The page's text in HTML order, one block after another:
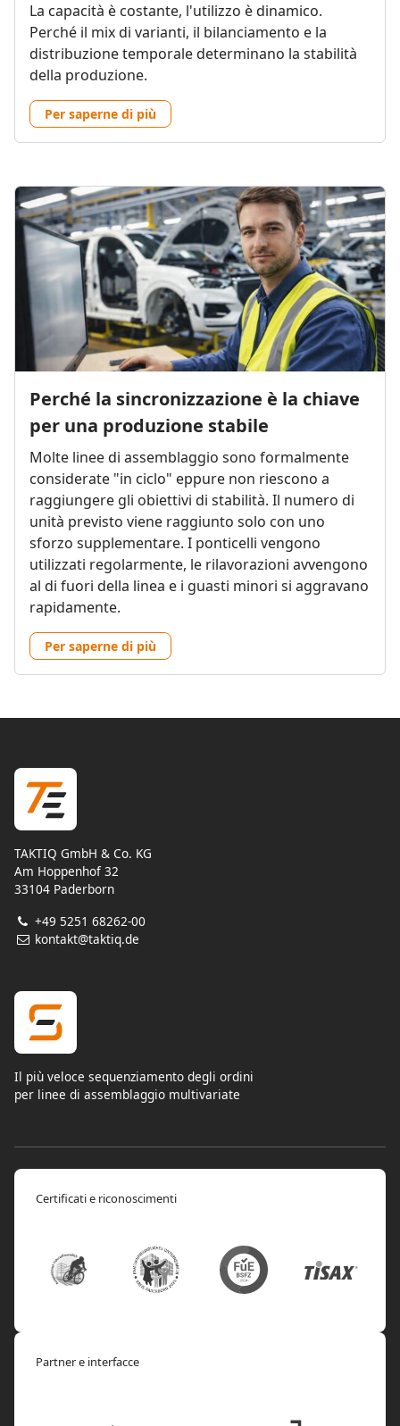
La capacità è costante, l'utilizzo è dinamico.
Perché il mix di varianti, il bilanciamento e la
distribuzione temporale determinano la stabilità
della produzione.
Per saperne di più
Perché la sincronizzazione è la chiave
per una produzione stabile
Molte linee di assemblaggio sono formalmente
considerate "in ciclo" eppure non riescono a
raggiungere gli obiettivi di stabilità. Il numero di
unità previsto viene raggiunto solo con uno
sforzo supplementare. I ponticelli vengono
utilizzati regolarmente, le rilavorazioni avvengono
al di fuori della linea e i guasti minori si aggravano
rapidamente.
Per saperne di più
TAKTIQ GmbH & Co. KG
Am Hoppenhof 32
33104 Paderborn
+49 5251 68262-00
kontakt@taktiq.de
Il più veloce sequenziamento degli ordini
per linee di assemblaggio multivariate
Certificati e riconoscimenti
Partner e interfacce